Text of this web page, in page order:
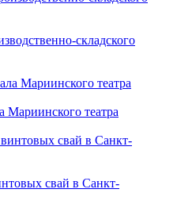
складского
Мариинского театра
свай в Санкт-